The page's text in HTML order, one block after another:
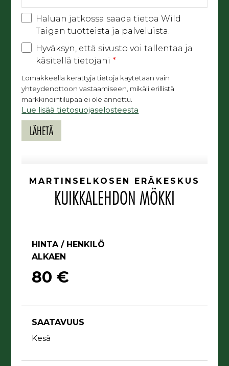
Haluan jatkossa saada tietoa Wild
Taigan tuotteista ja palveluista.
Hyväksyn, että sivusto voi tallentaa ja
käsitellä tietojani *
Lomakkeella kerättyjä tietoja käytetään vain
yhteydenottoon vastaamiseen, mikäli erillistä
markkinointilupaa ei ole annettu.
Lue lisää tietosuojaselosteesta
MARTINSELKOSEN ERÄKESKUS
KUIKKALEHDON MÖKKI
HINTA / HENKILÖ
ALKAEN
80 €
SAATAVUUS
Kesä